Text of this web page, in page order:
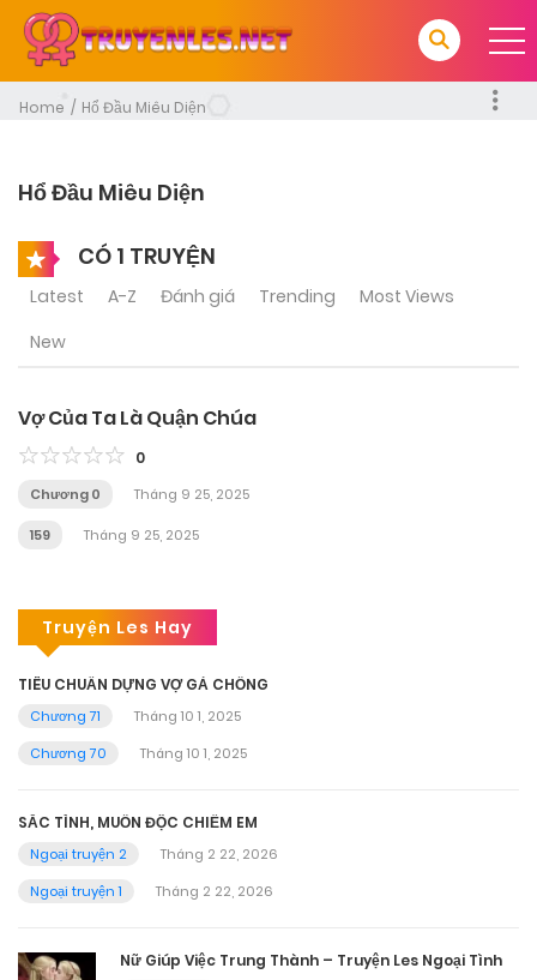
Home Hổ Đầu Miêu Diện
Hổ Đầu Miêu Diện
CÓ 1 TRUYỆN
Latest A-Z Đánh giá Trending
Most Views
New
Vợ Của Ta Là Quận Chúa
0
Chương 0 Tháng 9 25, 2025
159 Tháng 9 25, 2025
Truyện Les Hay
TIÊU CHUẨN DỰNG VỢ GẢ CHỒNG
Chương 71
Tháng 10 1, 2025
Chương 70
Tháng 10 1, 2025
SẮC TÌNH, MUỐN ĐỘC CHIẾM EM
Ngoại truyện 2
Tháng 2 22, 2026
Ngoại truyện 1
Tháng 2 22, 2026
Nữ Giúp Việc Trung Thành – Truyện Les Ngoại Tình